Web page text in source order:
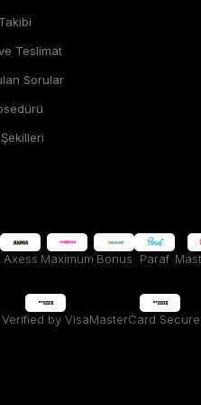
Teslimat
Sorular
Axess Maximum Bonus Paraf
Verified by VisaMasterCard